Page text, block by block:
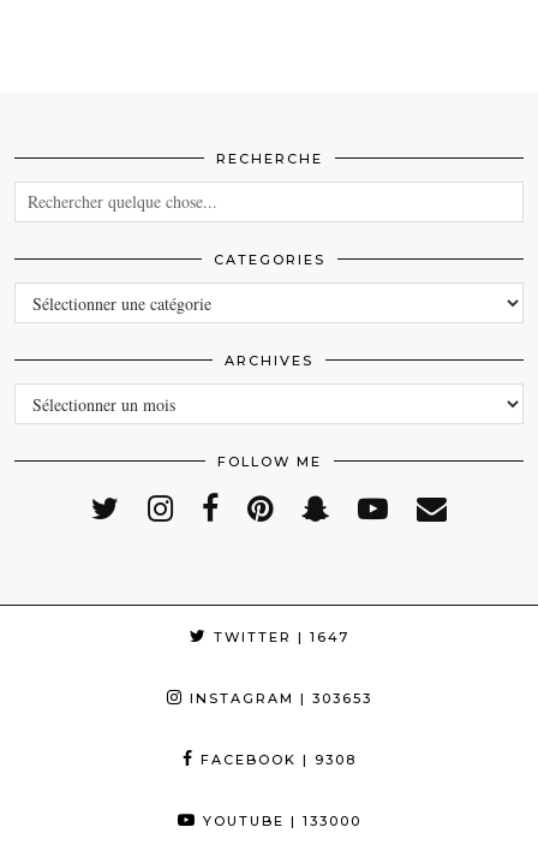
RECHERCHE
CATEGORIES
CATEGORIES
ARCHIVES
ARCHIVES
FOLLOW ME
TWITTER | 1647
INSTAGRAM | 303653
FACEBOOK | 9308
YOUTUBE | 133000